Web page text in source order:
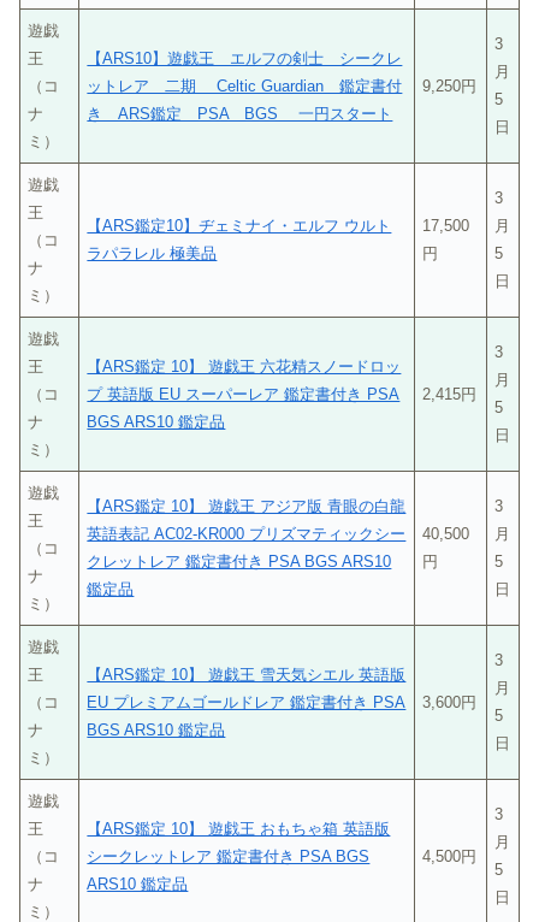
遊戯
王
（コ
ナ
ミ）
【ARS10】遊戯王 エルフの剣士 シークレ
ットレア 二期 Celtic Guardian 鑑定書付
き ARS鑑定 PSA BGS 一円スタート
9,250円
3
月
5
日
遊戯
王
（コ
ナ
ミ）
【ARS鑑定10】ヂェミナイ・エルフ ウルト
ラパラレル 極美品
17,500
円
3
月
5
日
遊戯
王
（コ
ナ
ミ）
【ARS鑑定 10】 遊戯王 六花精スノードロッ
プ 英語版 EU スーパーレア 鑑定書付き PSA
BGS ARS10 鑑定品
2,415円
3
月
5
日
遊戯
王
（コ
ナ
ミ）
【ARS鑑定 10】 遊戯王 アジア版 青眼の白龍
英語表記 AC02-KR000 プリズマティックシー
クレットレア 鑑定書付き PSA BGS ARS10
鑑定品
40,500
円
3
月
5
日
遊戯
王
（コ
ナ
ミ）
【ARS鑑定 10】 遊戯王 雪天気シエル 英語版
EU プレミアムゴールドレア 鑑定書付き PSA
BGS ARS10 鑑定品
3,600円
3
月
5
日
遊戯
王
（コ
ナ
ミ）
【ARS鑑定 10】 遊戯王 おもちゃ箱 英語版
シークレットレア 鑑定書付き PSA BGS
ARS10 鑑定品
4,500円
3
月
5
日